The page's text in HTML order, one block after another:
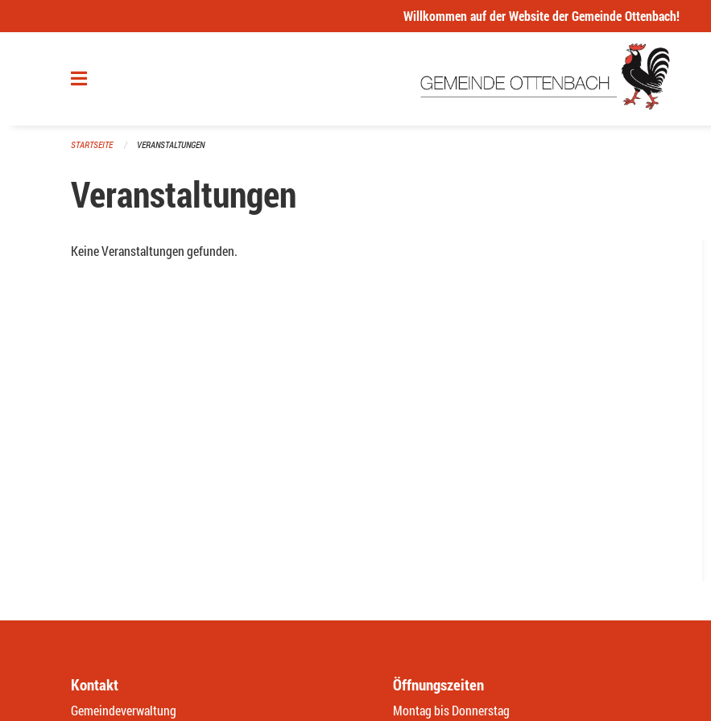
Willkommen auf der Website der Gemeinde Ottenbach!
STARTSEITE VERANSTALTUNGEN
Veranstaltungen
Keine Veranstaltungen gefunden.
Kontakt
Gemeindeverwaltung
Öffnungszeiten
Montag bis Donnerstag